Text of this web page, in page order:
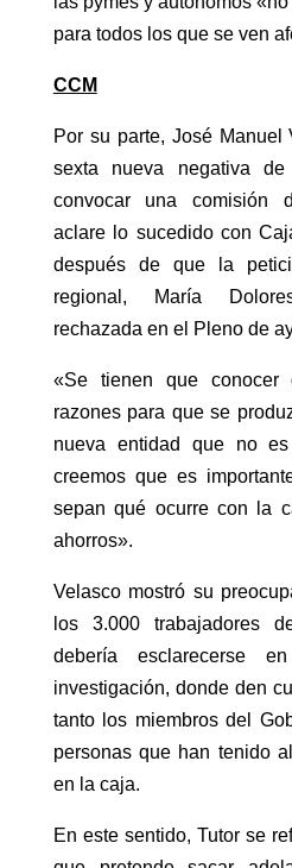
para todos los que se ven
CCM
Por su parte, José
sexta nueva negativa
convocar una comisión
aclare lo sucedido con
después de que la
regional, María
rechazada en el Pleno de
«Se tienen que
razones para que se
nueva entidad que no
creemos que es
sepan qué ocurre con la
ahorros».
Velasco mostró su
los 3.000 trabajadores
debería esclarecerse
investigación, donde den
tanto los miembros del
personas que han tenido
en la caja.
En este sentido, Tutor se